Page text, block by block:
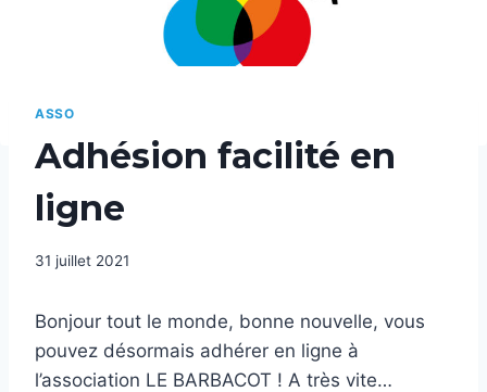
ASSO
Adhésion facilité en
ligne
31 juillet 2021
Bonjour tout le monde, bonne nouvelle, vous
pouvez désormais adhérer en ligne à
l’association LE BARBACOT ! A très vite…